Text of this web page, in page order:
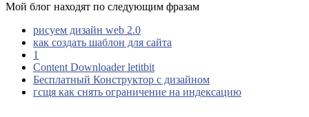
Мой блог находят по следующим фразам
рисуем дизайн web 2.0
как создать шаблон для сайта
1
Content Downloader letitbit
Бесплатный Конструктор с дизайном
гсщя как снять ограничение на индексацию